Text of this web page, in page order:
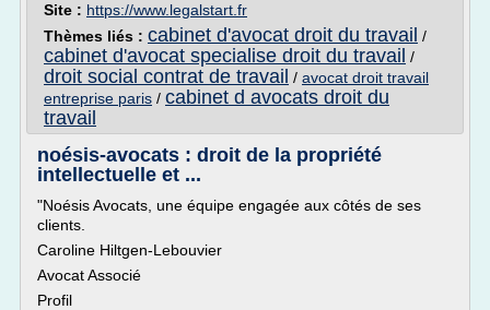
Site : https://www.legalstart.fr
Thèmes liés : cabinet d'avocat droit du travail /
cabinet d'avocat specialise droit du travail /
droit social contrat de travail / avocat droit travail
entreprise paris / cabinet d avocats droit du
travail
noésis-avocats : droit de la propriété
intellectuelle et ...
"Noésis Avocats, une équipe engagée aux côtés de ses
clients.
Caroline Hiltgen-Lebouvier
Avocat Associé
Profil